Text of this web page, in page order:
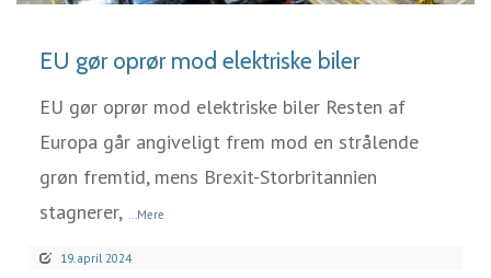
EU gør oprør mod elektriske biler
EU gør oprør mod elektriske biler Resten af
Europa går angiveligt frem mod en strålende
grøn fremtid, mens Brexit-Storbritannien
stagnerer,
...Mere
19. april 2024